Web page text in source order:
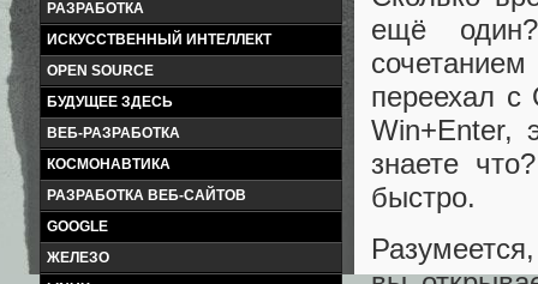
РАЗРАБОТКА
ИСКУССТВЕННЫЙ ИНТЕЛЛЕКТ
OPEN SOURCE
БУДУЩЕЕ ЗДЕСЬ
ВЕБ-РАЗРАБОТКА
КОСМОНАВТИКА
РАЗРАБОТКА ВЕБ-САЙТОВ
GOOGLE
ЖЕЛЕЗО
ещё
переехал с
Win+Enter,
знаете
быстро.